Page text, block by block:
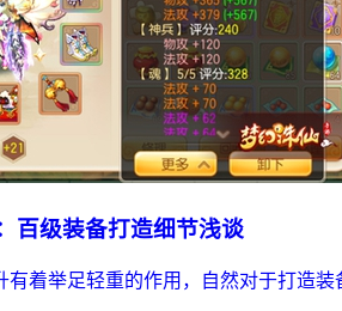
百级装备打造细节浅谈
有着举足轻重的作用，自然对于打造